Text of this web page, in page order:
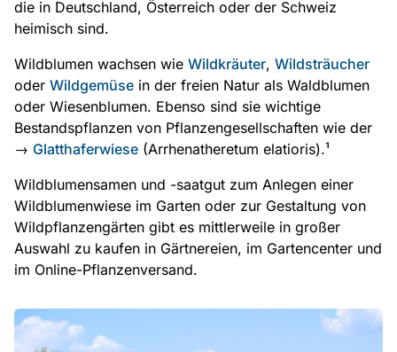
die in Deutschland, Österreich oder der Schweiz
heimisch sind.
Wildblumen wachsen wie Wildkräuter, Wildsträucher
oder Wildgemüse in der freien Natur als Waldblumen
oder Wiesenblumen. Ebenso sind sie wichtige
Bestandspflanzen von Pflanzengesellschaften wie der
→ Glatthaferwiese (Arrhenatheretum elatioris).¹
Wildblumensamen und -saatgut zum Anlegen einer
Wildblumenwiese im Garten oder zur Gestaltung von
Wildpflanzengärten gibt es mittlerweile in großer
Auswahl zu kaufen in Gärtnereien, im Gartencenter und
im Online-Pflanzenversand.